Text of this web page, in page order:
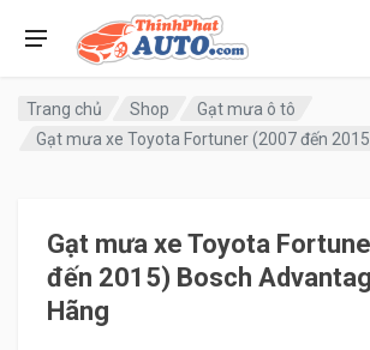
Trang chủ Shop
Gạt mưa ô tô
Gạt mưa xe Toyota
đến 2015) Bosch
Hãng